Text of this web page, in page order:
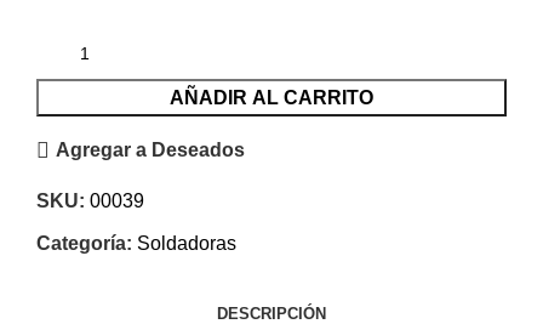
AÑADIR AL CARRITO
Agregar a Deseados
SKU: 00039
Categoría: Soldadoras
DESCRIPCIÓN